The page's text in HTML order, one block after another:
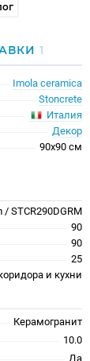
1
Imola ceramica
Stoncrete
Италия
Декор
90x90 см
/ STCR290DGRM
90
90
25
и кухни
Керамогранит
10.0
Да